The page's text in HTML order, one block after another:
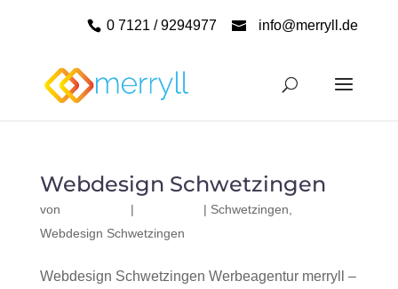
0 7121 / 9294977 info@merryll.de
Webdesign Schwetzingen
von | | Schwetzingen
Webdesign Schwetzingen
Webdesign Schwetzingen Werbeagentur merryll –